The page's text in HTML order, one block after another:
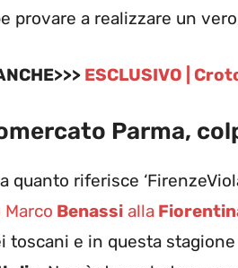
provare a realizzare un
ESCLUSIVO |
Parma,
quanto riferisce
Benassi alla
toscani e in questa